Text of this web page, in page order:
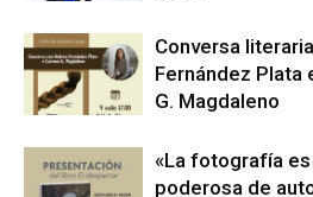
Conversa
Fernández Plata
G. Magdaleno
«La fotografía
poderosa de